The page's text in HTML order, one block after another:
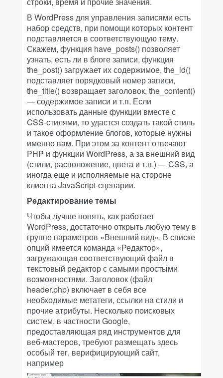
В WordPress для управления записями есть
набор средств, при помощи которых контент
подставляется в соответствующую тему.
Скажем, функция have_posts() позволяет
узнать, есть ли в блоге записи, функция
the_post() загружает их содержимое, the_id()
подставляет порядковый номер записи,
the_title() возвращает заголовок, the_content()
— содержимое записи и т.п. Если
использовать данные функции вместе с
CSS-стилями, то удастся создать такой стиль
и такое оформление блогов, которые нужны
именно вам. При этом за контент отвечают
PHP и функции WordPress, а за внешний вид
(стили, расположение, цвета и т.п.) — CSS, а
иногда еще и исполняемые на стороне
клиента JavaScript-сценарии.
Редактирование темы
Чтобы лучше понять, как работает
WordPress, достаточно открыть любую тему в
группе параметров «Внешний вид». В списке
опций имеется команда «Редактор»,
загружающая соответствующий файл в
текстовый редактор с самыми простыми
возможностями. Заголовок (файл
header.php) включает в себя все
необходимые метатеги, ссылки на стили и
прочие атрибуты. Несколько поисковых
систем, в частности Google,
предоставляющая ряд инструментов для
веб-мастеров, требуют размещать здесь
особый тег, верифицирующий сайт,
например